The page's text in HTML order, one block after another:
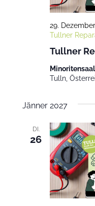
Tullner
29.
Tullner
Tulln,
Jänner 2027
DI.
26